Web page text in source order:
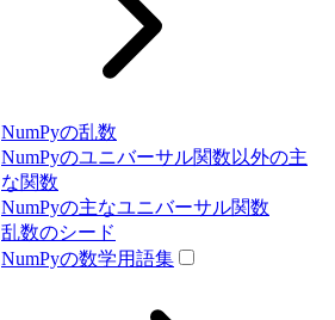
NumPyの乱数
NumPyのユニバーサル関数以外の主
な関数
NumPyの主なユニバーサル関数
乱数のシード
NumPyの数学用語集